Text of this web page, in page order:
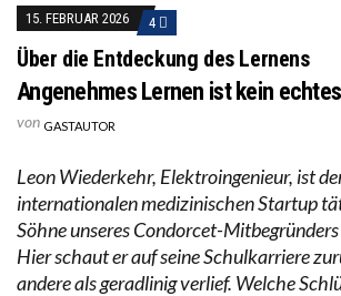
15. FEBRUAR 2026 4
Über die Entdeckung des Lernens
Angenehmes Lernen ist kein
von GASTAUTOR
Leon Wiederkehr, Elektroingenieur, ist
internationalen medizinischen Startup
Söhne unseres Condorcet-
Hier schaut er auf seine Schulkarriere
andere als geradlinig verlief. Welche